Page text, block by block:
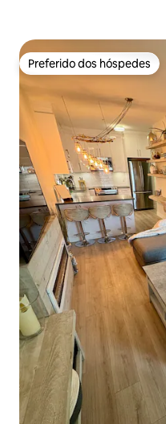
Preferido dos hóspedes
Preferido dos hóspedes